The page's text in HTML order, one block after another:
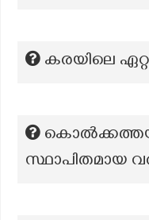
കരയിലെ
സ്ഥാപിതമായ